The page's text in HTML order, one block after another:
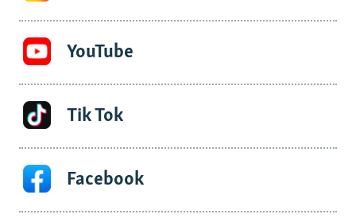
YouTube
Tik Tok
Facebook